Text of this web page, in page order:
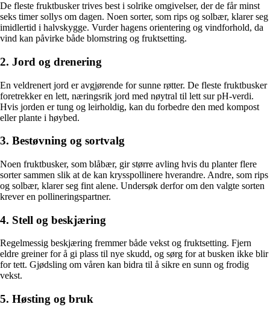
De fleste fruktbusker trives best i solrike omgivelser, der de får minst
seks timer sollys om dagen. Noen sorter, som rips og solbær, klarer seg
imidlertid i halvskygge. Vurder hagens orientering og vindforhold, da
vind kan påvirke både blomstring og fruktsetting.
2. Jord og drenering
En veldrenert jord er avgjørende for sunne røtter. De fleste fruktbusker
foretrekker en lett, næringsrik jord med nøytral til lett sur pH-verdi.
Hvis jorden er tung og leirholdig, kan du forbedre den med kompost
eller plante i høybed.
3. Bestøvning og sortvalg
Noen fruktbusker, som blåbær, gir større avling hvis du planter flere
sorter sammen slik at de kan krysspollinere hverandre. Andre, som rips
og solbær, klarer seg fint alene. Undersøk derfor om den valgte sorten
krever en pollineringspartner.
4. Stell og beskjæring
Regelmessig beskjæring fremmer både vekst og fruktsetting. Fjern
eldre greiner for å gi plass til nye skudd, og sørg for at busken ikke blir
for tett. Gjødsling om våren kan bidra til å sikre en sunn og frodig
vekst.
5. Høsting og bruk